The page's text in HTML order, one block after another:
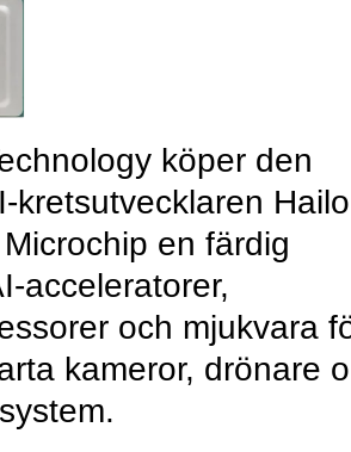
köper den
kretsutvecklaren
en färdig
acceleratorer,
och mjukvara
kameror, drönare